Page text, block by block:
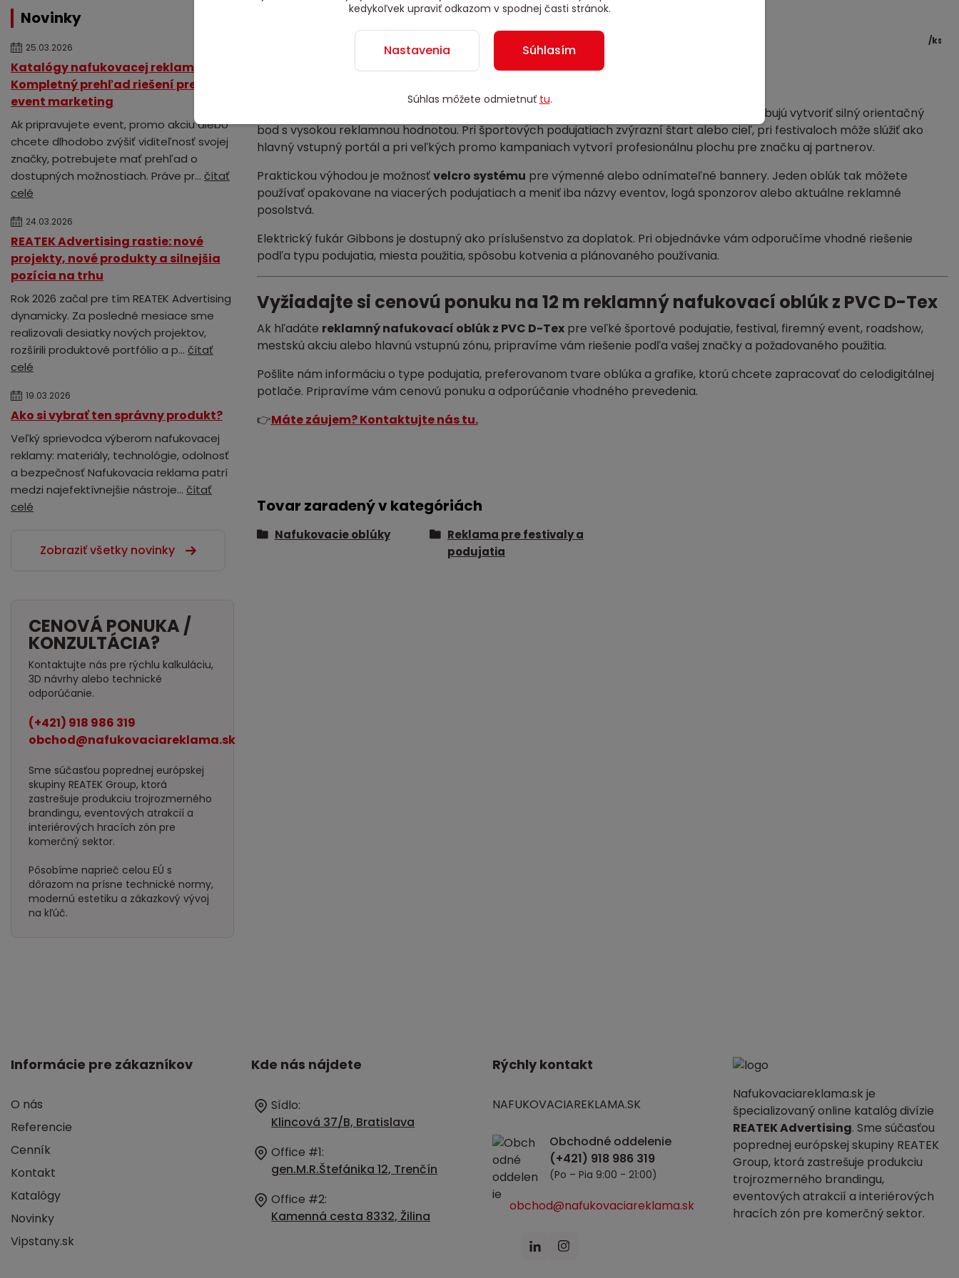
Novinky
25.03.2026
Katalógy nafukovacej reklamy:
Kompletný prehľad riešení pre váš
event marketing
Ak pripravujete event, promo akciu alebo
chcete dlhodobo zvýšiť viditeľnosť svojej
značky, potrebujete mať prehľad o
dostupných možnostiach. Práve pr... čítať
celé
24.03.2026
REATEK Advertising rastie: nové
projekty, nové produkty a silnejšia
pozícia na trhu
Rok 2026 začal pre tím REATEK Advertising
dynamicky. Za posledné mesiace sme
realizovali desiatky nových projektov,
rozšírili produktové portfólio a p... čítať
celé
19.03.2026
Ako si vybrať ten správny produkt?
Veľký sprievodca výberom nafukovacej
reklamy: materiály, technológie, odolnosť
a bezpečnosť Nafukovacia reklama patrí
medzi najefektívnejšie nástroje... čítať
celé
Zobraziť všetky novinky
CENOVÁ PONUKA /
KONZULTÁCIA?
Kontaktujte nás pre rýchlu kalkuláciu,
3D návrhy alebo technické
odporúčanie.
(+421) 918 986 319
obchod@nafukovaciareklama.sk
Sme súčasťou poprednej európskej
skupiny REATEK Group, ktorá
zastrešuje produkciu trojrozmerného
brandingu, eventových atrakcií a
interiérových hracích zón pre
komerčný sektor.
Pôsobíme naprieč celou EÚ s
dôrazom na prísne technické normy,
modernú estetiku a zákazkový vývoj
na kľúč.
/ks
manuál k inštalácii a zapojeniu
sprievodná dokumentácia
možnosť výroby ako klasický oblúk, lomená brána alebo hranatá reklamná brána
možnosť velcro systému pre výmenné alebo odnímateľné bannery
je vhodný pre organizátorov, ktorí potrebujú vytvoriť silný orientačný
bod s vysokou reklamnou hodnotou. Pri športových podujatiach zvýrazní štart alebo cieľ, pri festivaloch môže slúžiť ako
hlavný vstupný portál a pri veľkých promo kampaniach vytvorí profesionálnu plochu pre značku aj partnerov.
Praktickou výhodou je možnosťvelcro systému pre výmenné alebo odnímateľné bannery. Jeden oblúk tak môžete
používať opakovane na viacerých podujatiach a meniť iba názvy eventov, logá sponzorov alebo aktuálne reklamné
posolstvá.
Elektrický fukár Gibbons je dostupný ako príslušenstvo za doplatok. Pri objednávke vám odporučíme vhodné riešenie
podľa typu podujatia, miesta použitia, spôsobu kotvenia a plánovaného používania.
Vyžiadajte si cenovú ponuku na 12 m reklamný nafukovací oblúk z PVC D-Tex
Ak hľadáte reklamný nafukovací oblúk z PVC D-Texpre veľké športové podujatie, festival, firemný event, roadshow,
mestskú akciu alebo hlavnú vstupnú zónu, pripravíme vám riešenie podľa vašej značky a požadovaného použitia.
Pošlite nám informáciu o type podujatia, preferovanom tvare oblúka a grafike, ktorú chcete zapracovať do celodigitálnej
potlače. Pripravíme vám cenovú ponuku a odporúčanie vhodného prevedenia.
👉Máte záujem? Kontaktujte nás tu.
Tovar zaradený v kategóriách
Nafukovacie oblúky
Reklama pre festivaly a
podujatia
Informácie pre zákazníkov
O nás
Referencie
Cenník
Kontakt
Katalógy
Novinky
Vipstany.sk
Kde nás nájdete
Sídlo:
Klincová 37/B, Bratislava
Office #1:
gen.M.R.Štefánika 12, Trenčín
Office #2:
Kamenná cesta 8332, Žilina
Nafukovaciareklama.sk je
špecializovaný online katalóg divízie
REATEK Advertising. Sme súčasťou
poprednej európskej skupiny REATEK
Group, ktorá zastrešuje produkciu
trojrozmerného brandingu,
eventových atrakcií a interiérových
hracích zón pre komerčný sektor.
Rýchly kontakt
NAFUKOVACIAREKLAMA.SK
Obchodné oddelenie
(Po – Pia 9:00 - 21:00)
obchod@nafukovaciareklama.sk
kedykoľvek upraviť odkazom v spodnej časti stránok.
Nastavenia Súhlasím
Súhlas môžete odmietnuť tu.